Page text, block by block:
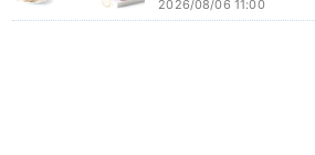
2026/08/06 11:00